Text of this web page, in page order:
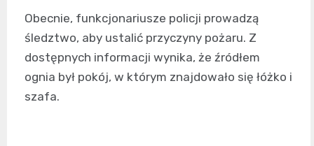
Obecnie, funkcjonariusze policji prowadzą
śledztwo, aby ustalić przyczyny pożaru. Z
dostępnych informacji wynika, że źródłem
ognia był pokój, w którym znajdowało się łóżko i
szafa.